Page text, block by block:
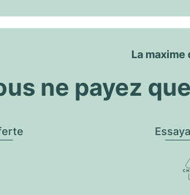
La maxime
ne payez